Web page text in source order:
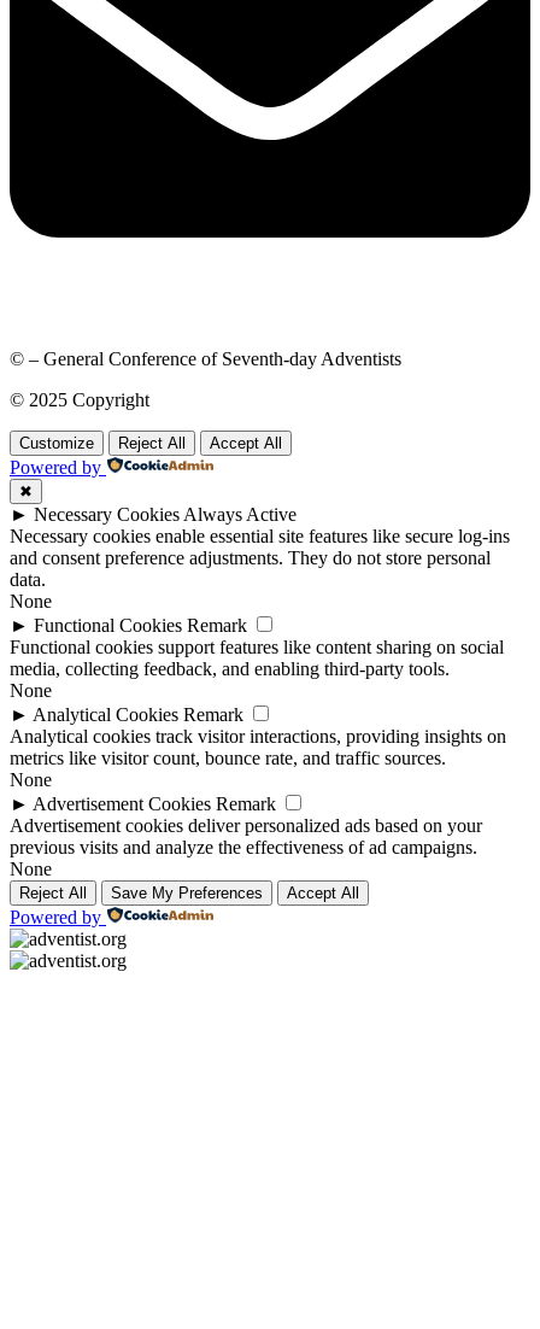
© – General Conference of Seventh-day Adventists
© 2025 Copyright
Customize Reject All Accept All
Powered by
✖
► Necessary Cookies Always Active
Necessary cookies enable essential site features like secure log-ins
and consent preference adjustments. They do not store personal
data.
None
► Functional Cookies Remark
Functional cookies support features like content sharing on social
media, collecting feedback, and enabling third-party tools.
None
► Analytical Cookies Remark
Analytical cookies track visitor interactions, providing insights on
metrics like visitor count, bounce rate, and traffic sources.
None
► Advertisement Cookies Remark
Advertisement cookies deliver personalized ads based on your
previous visits and analyze the effectiveness of ad campaigns.
None
Reject All Save My Preferences Accept All
Powered by